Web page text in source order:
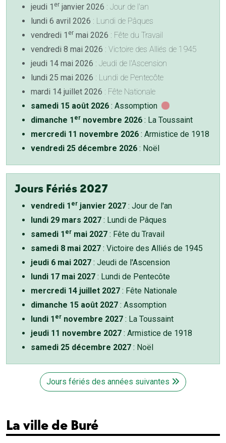
jeudi 1 er janvier 2026 : Jour de l'an
lundi 6 avril 2026 : Lundi de Pâques
vendredi 1 er mai 2026 : Fête du Travail
vendredi 8 mai 2026 : Victoire des Alliés de 1945
jeudi 14 mai 2026 : Jeudi de l'Ascension
lundi 25 mai 2026 : Lundi de Pentecôte
mardi 14 juillet 2026 : Fête Nationale
samedi 15 août 2026 : Assomption
dimanche 1 er novembre 2026 : La Toussaint
mercredi 11 novembre 2026 : Armistice de 1918
vendredi 25 décembre 2026 : Noël
Jours Fériés 2027
vendredi 1 er janvier 2027 : Jour de l'an
lundi 29 mars 2027 : Lundi de Pâques
samedi 1 er mai 2027 : Fête du Travail
samedi 8 mai 2027 : Victoire des Alliés de 1945
jeudi 6 mai 2027 : Jeudi de l'Ascension
lundi 17 mai 2027 : Lundi de Pentecôte
mercredi 14 juillet 2027 : Fête Nationale
dimanche 15 août 2027 : Assomption
lundi 1 er novembre 2027 : La Toussaint
jeudi 11 novembre 2027 : Armistice de 1918
samedi 25 décembre 2027 : Noël
Jours fériés des années suivantes
La ville de Buré